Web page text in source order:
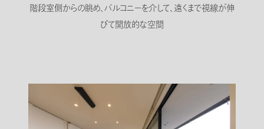
階段室側からの眺め、バルコニーを介して、遠くまで視線が伸
びて開放的な空間